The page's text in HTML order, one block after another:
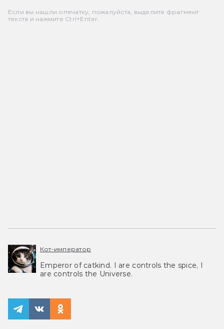
Если вы нашли опечатку, пожалуйста, выделите фрагмент
текста и нажмите Ctrl+Enter.
Кот-император
Emperor of catkind. I are controls the spice, I
are controls the Universe.